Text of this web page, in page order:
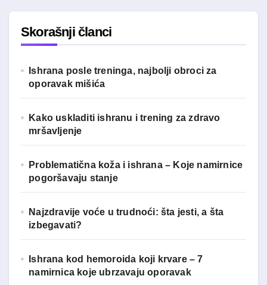
g
a
a
Skorašnji članci
Ishrana posle treninga, najbolji obroci za
oporavak mišića
Kako uskladiti ishranu i trening za zdravo
mršavljenje
Problematična koža i ishrana – Koje namirnice
pogoršavaju stanje
Najzdravije voće u trudnoći: šta jesti, a šta
izbegavati?
Ishrana kod hemoroida koji krvare – 7
namirnica koje ubrzavaju oporavak